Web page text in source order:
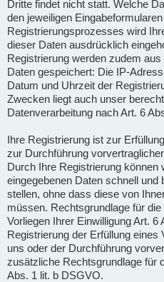
Dritte findet nicht statt. Welche
den jeweiligen
Registrierungsprozesses wird
dieser Daten ausdrücklich
Registrierung werden zudem
Daten gespeichert: Die IP-
Datum und Uhrzeit der
Zwecken liegt auch unser
Datenverarbeitung nach Art. 6
Ihre Registrierung ist zur
zur Durchführung
Durch Ihre Registrierung können
eingegebenen Daten schnell und
stellen, ohne dass diese von
müssen. Rechtsgrundlage für
Vorliegen Ihrer Einwilligung Art.
Registrierung der Erfüllung
uns oder der Durchführung
zusätzliche Rechtsgrundlage für
Abs. 1 lit. b DSGVO.